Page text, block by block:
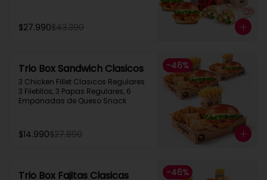
$27.990$43.390
-46%
Trio Box Sandwich Clasicos
3 Chicken Fillet Clasicos Regulares
3 Filetillos, 3 Papas Regulares, 6
Empanadas de Queso Snack
$14.990$27.890
-46%
Trio Box Fajitas Clasicas